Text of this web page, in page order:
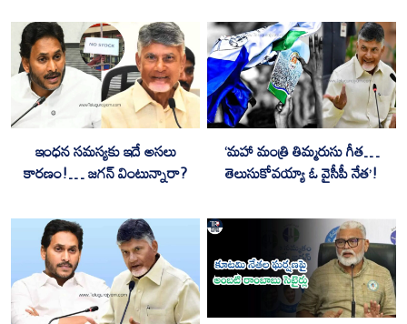
ఇంధన సమస్యకు ఇదే అసలు
కారణం!… జగన్ వింటున్నారా?
‘మహా మంత్రి తిమ్మరుసు గీత…
తెలుసుకోవయ్యా ఓ వైసీపీ నేత’!